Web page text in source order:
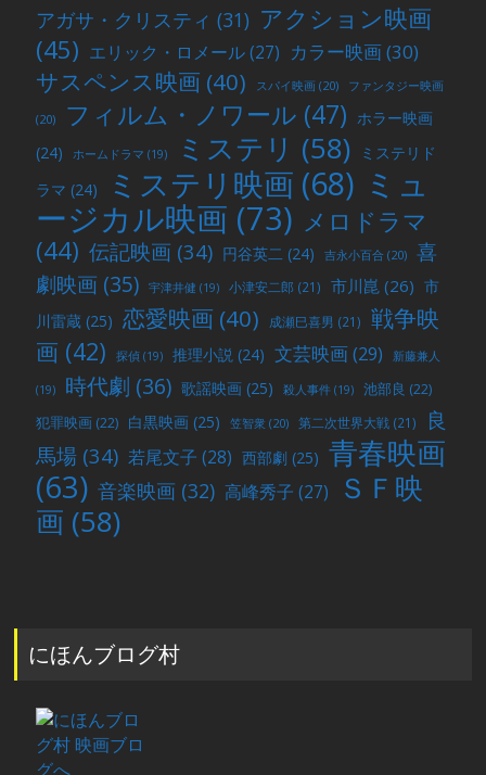
アガサ・クリスティ (31) アクション映画
(45) エリック・ロメール(27) カラー映画(30)
サスペンス映画 (40) スパイ映画 (20) ファンタジー映画
(20) フィルム・ノワール (47) ホラー映画
(24)
ホームドラマ (19) ミステリ (58)
ミステリド
ラマ (24) ミステリ映画 (68) ミュ
ージカル映画 (73) メロドラマ
(44) 伝記映画 (34) 円谷英二 (24) 吉永小百合 (20)
喜
劇映画 (35) 宇津井健 (19) 小津安二郎 (21) 市川崑 (26) 市
川雷蔵 (25) 恋愛映画 (40) 成瀬巳喜男 (21)
戦争映
画 (42) 探偵 (19) 推理小説 (24) 文芸映画(29) 新藤兼人
(19) 時代劇 (36) 歌謡映画 (25) 殺人事件 (19) 池部良 (22)
犯罪映画 (22) 白黒映画 (25) 笠智衆 (20) 第二次世界大戦 (21)
良
馬場 (34) 若尾文子 (28) 西部劇 (25) 青春映画
(63) 音楽映画 (32) 高峰秀子 (27)
ＳＦ映
画 (58)
にほんブログ村